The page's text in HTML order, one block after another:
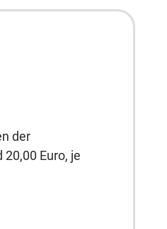
der
Euro, je